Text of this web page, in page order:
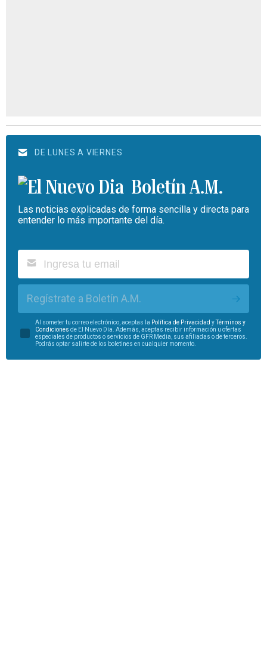
DE LUNES A VIERNES
Boletín A.M.
Las noticias explicadas de forma sencilla y directa para
entender lo más importante del día.
Regístrate a Boletín A.M.
Al someter tu correo electrónico, aceptas la Política de Privacidad yTérminos y
Condiciones de El Nuevo Día. Además, aceptas recibir información u ofertas
especiales de productos o servicios de GFR Media, sus afiliadas o de terceros.
Podrás optar salirte de los boletines en cualquier momento.